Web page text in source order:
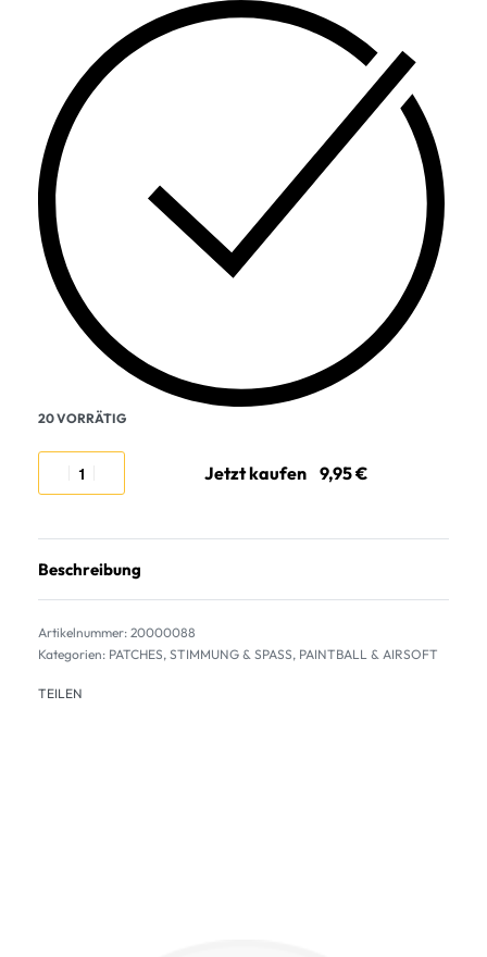
20 VORRÄTIG
Jetzt kaufen
Beschreibung
20000088
Kategorien: PATCHES, STIMMUNG & SPASS, PAINTBALL & AIRSOFT
TEILEN